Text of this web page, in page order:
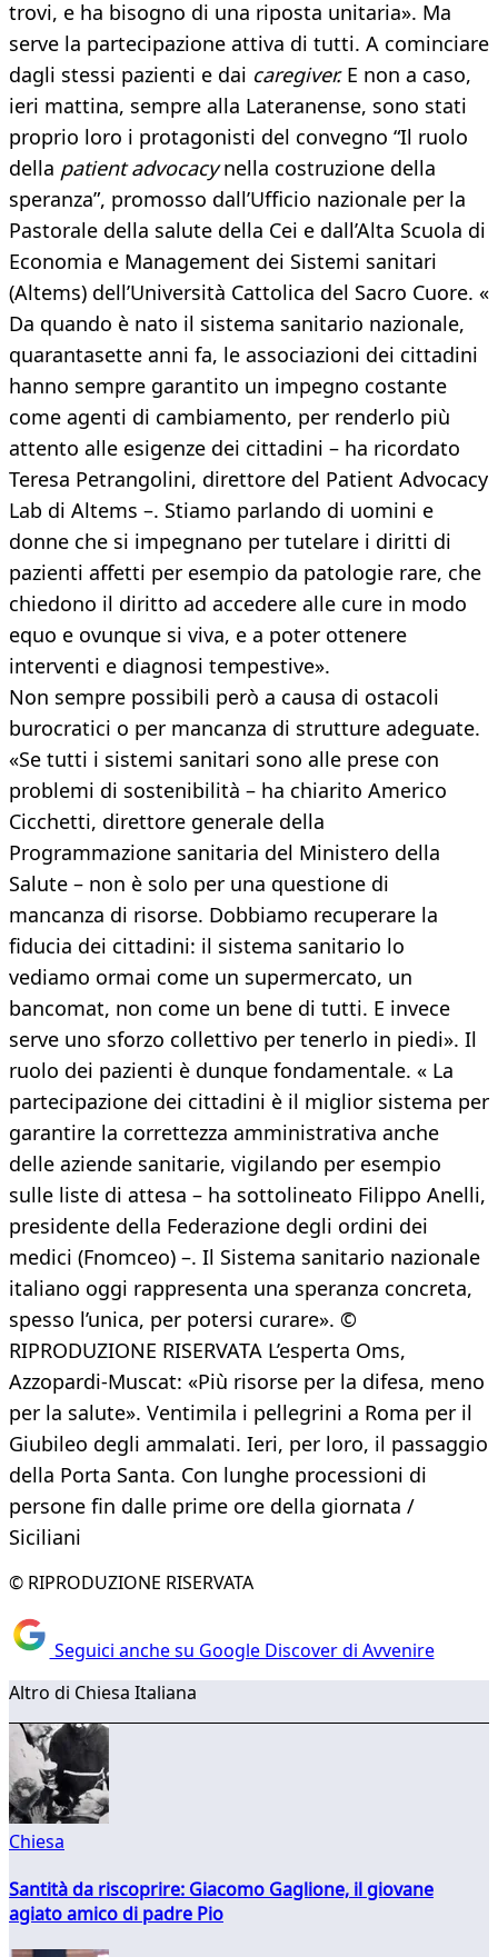
trovi, e ha bisogno di una riposta unitaria». Ma
serve la partecipazione attiva di tutti. A cominciare
dagli stessi pazienti e dai caregiver.E non a caso,
ieri mattina, sempre alla Lateranense, sono stati
proprio loro i protagonisti del convegno “Il ruolo
della patient advocacynella costruzione della
speranza”, promosso dall’Ufficio nazionale per la
Pastorale della salute della Cei e dall’Alta Scuola di
Economia e Management dei Sistemi sanitari
(Altems) dell’Università Cattolica del Sacro Cuore. «
Da quando è nato il sistema sanitario nazionale,
quarantasette anni fa, le associazioni dei cittadini
hanno sempre garantito un impegno costante
come agenti di cambiamento, per renderlo più
attento alle esigenze dei cittadini – ha ricordato
Teresa Petrangolini, direttore del Patient Advocacy
Lab di Altems –. Stiamo parlando di uomini e
donne che si impegnano per tutelare i diritti di
pazienti affetti per esempio da patologie rare, che
chiedono il diritto ad accedere alle cure in modo
equo e ovunque si viva, e a poter ottenere
interventi e diagnosi tempestive».
Non sempre possibili però a causa di ostacoli
burocratici o per mancanza di strutture adeguate.
«Se tutti i sistemi sanitari sono alle prese con
problemi di sostenibilità – ha chiarito Americo
Cicchetti, direttore generale della
Programmazione sanitaria del Ministero della
Salute – non è solo per una questione di
mancanza di risorse. Dobbiamo recuperare la
fiducia dei cittadini: il sistema sanitario lo
vediamo ormai come un supermercato, un
bancomat, non come un bene di tutti. E invece
serve uno sforzo collettivo per tenerlo in piedi». Il
ruolo dei pazienti è dunque fondamentale. « La
partecipazione dei cittadini è il miglior sistema per
garantire la correttezza amministrativa anche
delle aziende sanitarie, vigilando per esempio
sulle liste di attesa – ha sottolineato Filippo Anelli,
presidente della Federazione degli ordini dei
medici (Fnomceo) –. Il Sistema sanitario nazionale
italiano oggi rappresenta una speranza concreta,
spesso l’unica, per potersi curare». ©
RIPRODUZIONE RISERVATA L’esperta Oms,
Azzopardi-Muscat: «Più risorse per la difesa, meno
per la salute». Ventimila i pellegrini a Roma per il
Giubileo degli ammalati. Ieri, per loro, il passaggio
della Porta Santa. Con lunghe processioni di
persone fin dalle prime ore della giornata /
Siciliani
© RIPRODUZIONE RISERVATA
Seguici anche su Google Discover di Avvenire
Altro di Chiesa Italiana
Chiesa
Santità da riscoprire: Giacomo Gaglione, il giovane
agiato amico di padre Pio